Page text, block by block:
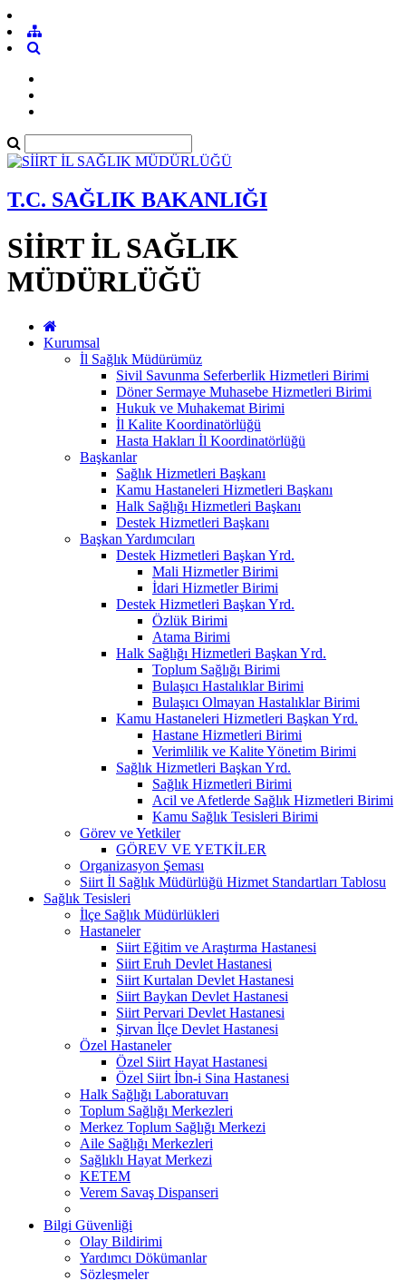
T.C. SAĞLIK BAKANLIĞI
SİİRT İL SAĞLIK
MÜDÜRLÜĞÜ
Kurumsal
İl Sağlık Müdürümüz
Sivil Savunma Seferberlik Hizmetleri Birimi
Döner Sermaye Muhasebe Hizmetleri Birimi
Hukuk ve Muhakemat Birimi
İl Kalite Koordinatörlüğü
Hasta Hakları İl Koordinatörlüğü
Başkanlar
Sağlık Hizmetleri Başkanı
Kamu Hastaneleri Hizmetleri Başkanı
Halk Sağlığı Hizmetleri Başkanı
Destek Hizmetleri Başkanı
Başkan Yardımcıları
Destek Hizmetleri Başkan Yrd.
Mali Hizmetler Birimi
İdari Hizmetler Birimi
Destek Hizmetleri Başkan Yrd.
Özlük Birimi
Atama Birimi
Halk Sağlığı Hizmetleri Başkan Yrd.
Toplum Sağlığı Birimi
Bulaşıcı Hastalıklar Birimi
Bulaşıcı Olmayan Hastalıklar Birimi
Kamu Hastaneleri Hizmetleri Başkan Yrd.
Hastane Hizmetleri Birimi
Verimlilik ve Kalite Yönetim Birimi
Sağlık Hizmetleri Başkan Yrd.
Sağlık Hizmetleri Birimi
Acil ve Afetlerde Sağlık Hizmetleri Birimi
Kamu Sağlık Tesisleri Birimi
Görev ve Yetkiler
GÖREV VE YETKİLER
Organizasyon Şeması
Siirt İl Sağlık Müdürlüğü Hizmet Standartları Tablosu
Sağlık Tesisleri
İlçe Sağlık Müdürlükleri
Hastaneler
Siirt Eğitim ve Araştırma Hastanesi
Siirt Eruh Devlet Hastanesi
Siirt Kurtalan Devlet Hastanesi
Siirt Baykan Devlet Hastanesi
Siirt Pervari Devlet Hastanesi
Şirvan İlçe Devlet Hastanesi
Özel Hastaneler
Özel Siirt Hayat Hastanesi
Özel Siirt İbn-i Sina Hastanesi
Halk Sağlığı Laboratuvarı
Toplum Sağlığı Merkezleri
Merkez Toplum Sağlığı Merkezi
Aile Sağlığı Merkezleri
Sağlıklı Hayat Merkezi
KETEM
Verem Savaş Dispanseri
Bilgi Güvenliği
Olay Bildirimi
Yardımcı Dökümanlar
Sözleşmeler